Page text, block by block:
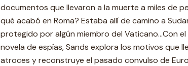
documentos que llevaron a la muerte a miles de
qué acabó en Roma? Estaba allí de camino a
protegido por algún miembro del Vaticano...Con
novela de espías, Sands explora los motivos que
atroces y reconstruye el pasado convulso de